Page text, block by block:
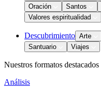
Oración
Santos
Valores espiritualidad
Descubrimiento Arte
Santuario
Viajes
Nuestros formatos destacados
Análisis